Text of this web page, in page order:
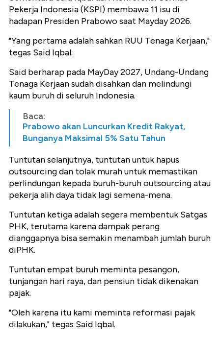
Pekerja Indonesia (KSPI) membawa 11 isu di
hadapan Presiden Prabowo saat Mayday 2026.
"Yang pertama adalah sahkan RUU Tenaga Kerjaan,"
tegas Said Iqbal.
Said berharap pada MayDay 2027, Undang-Undang
Tenaga Kerjaan sudah disahkan dan melindungi
kaum buruh di seluruh Indonesia.
Baca:
Prabowo akan Luncurkan Kredit Rakyat,
Bunganya Maksimal 5% Satu Tahun
Tuntutan selanjutnya, tuntutan untuk hapus
outsourcing dan tolak murah untuk memastikan
perlindungan kepada buruh-buruh outsourcing atau
pekerja alih daya tidak lagi semena-mena.
Tuntutan ketiga adalah segera membentuk Satgas
PHK, terutama karena dampak perang
dianggapnya bisa semakin menambah jumlah buruh
diPHK.
Tuntutan empat buruh meminta pesangon,
tunjangan hari raya, dan pensiun tidak dikenakan
pajak.
"Oleh karena itu kami meminta reformasi pajak
dilakukan," tegas Said Iqbal.